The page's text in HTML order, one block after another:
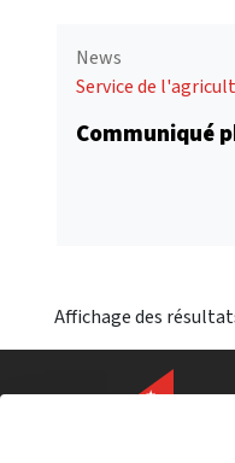
News
Service de
Communiqué
Affichage des